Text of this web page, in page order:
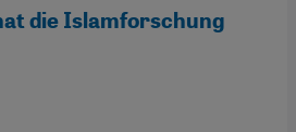
die Islamforschung